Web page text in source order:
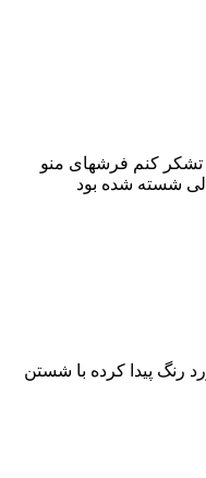
تشکر کنم فرشهای منو
شسته شده بود
پیدا کرده با شستن